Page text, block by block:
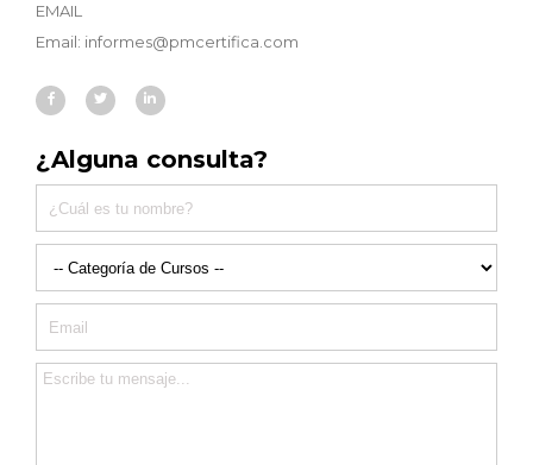
EMAIL
Email: informes@pmcertifica.com
¿Alguna consulta?